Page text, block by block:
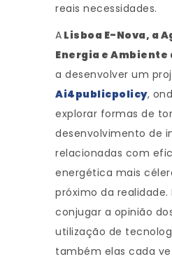
reais necessidades.
A Lisboa E-Nova, a
Energia e Ambiente
a desenvolver um
Ai4publicpolicy,
explorar formas de
desenvolvimento de
relacionadas com
energética mais
próximo da realidade.
conjugar a opinião
utilização de
também elas cada